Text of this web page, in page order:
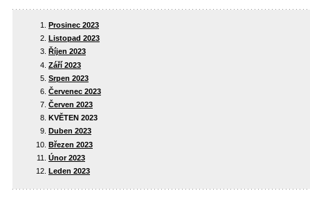
Prosinec 2023
Listopad 2023
Říjen 2023
Září 2023
Srpen 2023
Červenec 2023
Červen 2023
KVĚTEN 2023
Duben 2023
Březen 2023
Únor 2023
Leden 2023